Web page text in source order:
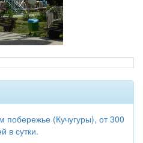
побережье (Кучугуры), от 300
в сутки.